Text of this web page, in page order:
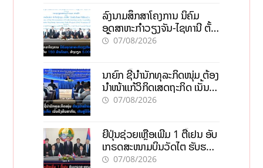
ລົງນາມສຶກສາໂຄງການ ນິຄົມ
ອຸດສາຫະກຳວຽງຈັນ-ໄຊທານີ ຕັ້ງ
ເປົ້າດຶງທຶນ 150 ລ້ານໂດລາ, ສ້າງ
07/08/2026
ນາຍົກ ຊີ້ນຳນັກທຸລະກິດໜຸ່ມ ຕ້ອງ
ນຳໜ້າແກ້ວິກິດເສດຖະກິດ ເນັ້ນດຶງ
ທຶນສາກົນ, ຫັນສູ່ດິຈິຕອນ
07/08/2026
ຍີ່ປຸ່ນຊ່ວຍເຫຼືອເພີ່ມ 1 ຕື້ເຢນ ອັບ
ເກຣດສະໜາມບິນວັດໄຕ ຮັບຮອງ
ການເຕີບໂຕ
07/08/2026